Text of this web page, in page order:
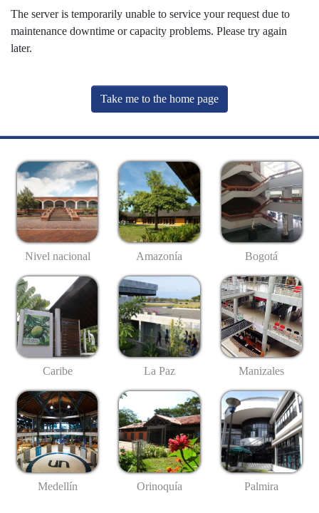
The server is temporarily unable to service your request due to
maintenance downtime or capacity problems. Please try again
later.
Take me to the home page
Nivel nacional Amazonía Bogotá
Caribe La Paz Manizales
Medellín Orinoquía Palmira